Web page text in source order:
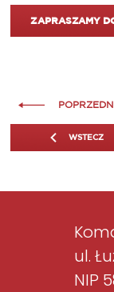
ZAPRASZAMY
WSTECZ
ul.
NIP